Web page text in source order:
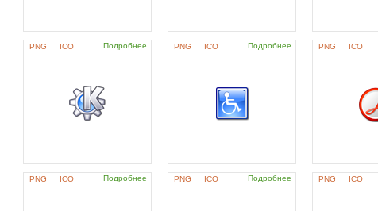
PNG ICO Подробнее PNG ICO Подробнее PNG ICO
PNG ICO Подробнее PNG ICO Подробнее PNG ICO